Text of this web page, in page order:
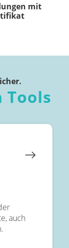
mit
Tools
auch